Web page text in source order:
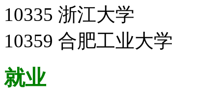
10335 浙江大学
10359 合肥工业大学
就业